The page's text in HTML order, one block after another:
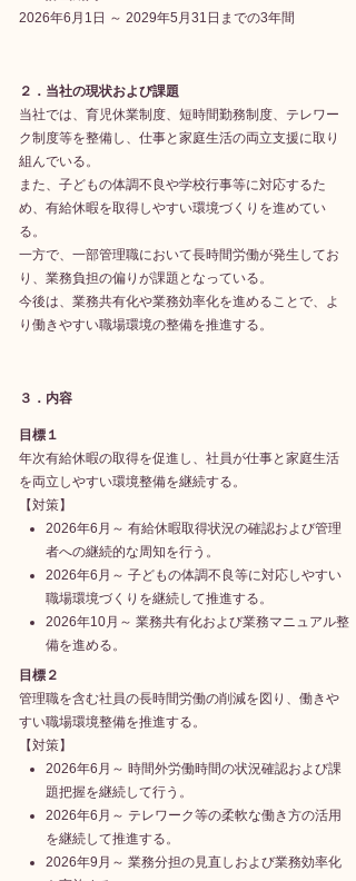
2026年6月1日 ～ 2029年5月31日までの3年間
２．当社の現状および課題
当社では、育児休業制度、短時間勤務制度、テレワー
ク制度等を整備し、仕事と家庭生活の両立支援に取り
組んでいる。
また、子どもの体調不良や学校行事等に対応するた
め、有給休暇を取得しやすい環境づくりを進めてい
る。
一方で、一部管理職において長時間労働が発生してお
り、業務負担の偏りが課題となっている。
今後は、業務共有化や業務効率化を進めることで、よ
り働きやすい職場環境の整備を推進する。
３．内容
目標１
年次有給休暇の取得を促進し、社員が仕事と家庭生活
を両立しやすい環境整備を継続する。
【対策】
2026年6月～ 有給休暇取得状況の確認および管理
者への継続的な周知を行う。
2026年6月～ 子どもの体調不良等に対応しやすい
職場環境づくりを継続して推進する。
2026年10月～ 業務共有化および業務マニュアル整
備を進める。
目標２
管理職を含む社員の長時間労働の削減を図り、働きや
すい職場環境整備を推進する。
【対策】
2026年6月～ 時間外労働時間の状況確認および課
題把握を継続して行う。
2026年6月～ テレワーク等の柔軟な働き方の活用
を継続して推進する。
2026年9月～ 業務分担の見直しおよび業務効率化